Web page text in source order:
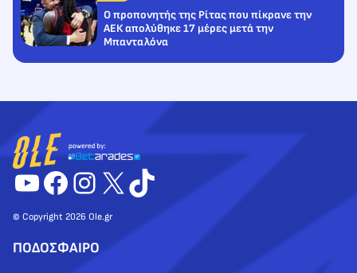
Ο προπονητής της Ρίτας που πίκρανε την
ΑΕΚ απολύθηκε 17 μέρες μετά την
Μπανταλόνα
YouTube
Facebook
Instagram
X TikTok
© Copyright 2026 Ole.gr
ΠΟΔΟΣΦΑΙΡΟ